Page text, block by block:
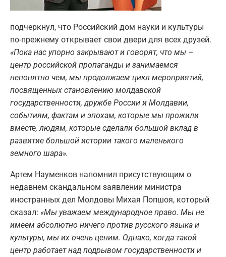
подчеркнул, что Российский дом науки и культуры
по-прежнему открывает свои двери для всех друзей.
«Пока нас упорно закрывают и говорят, что мы –
центр российской пропаганды и занимаемся
непонятно чем, мы продолжаем цикл мероприятий,
посвященных становлению молдавской
государственности, дружбе России и Молдавии,
событиям, фактам и эпохам, которые мы прожили
вместе, людям, которые сделали большой вклад в
развитие большой истории такого маленького
земного шара».
Артем Науменков напомнил присутствующим о
недавнем скандальном заявлении министра
иностранных дел Молдовы Михая Попшоя, который
сказал: «Мы уважаем международное право. Мы не
имеем абсолютно ничего против русского языка и
культуры, мы их очень ценим. Однако, когда такой
центр работает над подрывом государственности и